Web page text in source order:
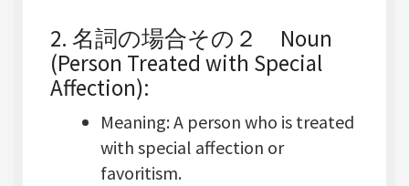
2. 名詞の場合その２ Noun
(Person Treated with Special
Affection):
Meaning: A person who is treated
with special affection or
favoritism.